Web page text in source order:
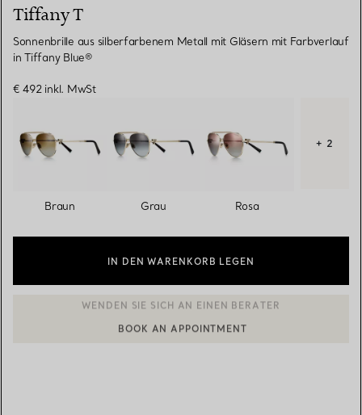
Tiffany T
Sonnenbrille aus silberfarbenem Metall mit Gläsern mit Farbverlauf
in Tiffany Blue®
€ 492 inkl. MwSt
Braun Grau Rosa
+ 2
IN DEN WARENKORB LEGEN
EINEN KUNDENBERATER KONTAKTIEREN ODER EINEN